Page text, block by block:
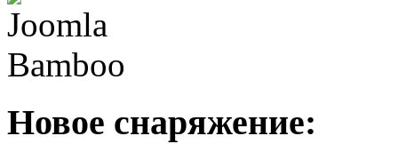
Новое снаряжение: